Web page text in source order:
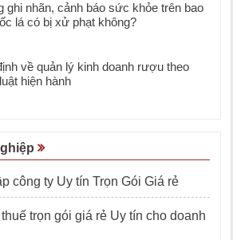
ghi nhãn, cảnh báo sức khỏe trên bao
lá có bị xử phạt không?
về quản lý kinh doanh rượu theo
hiện hành
công ty Uy tín Trọn Gói Giá rẻ
trọn gói giá rẻ Uy tín cho doanh